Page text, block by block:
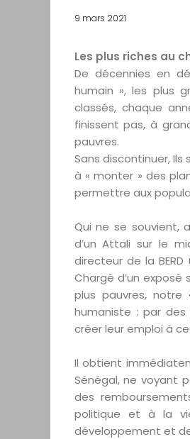
9 mars 2021
Les plus riches au
De décennies en
humain », les plus
classés, chaque
finissent pas, à
pauvres.
Sans discontinuer, Ils
à « monter » des
permettre aux
Qui ne se souvient,
d’un Attali sur le
directeur de la
Chargé d’un
plus pauvres, notre
humaniste : par
créer leur emploi à
Il obtient
Sénégal, ne voyant
des
politique et à la
développement et